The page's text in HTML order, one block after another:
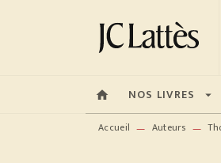
MENU
home NOS LIVRES arrow_drop_down
Accueil — Auteurs —